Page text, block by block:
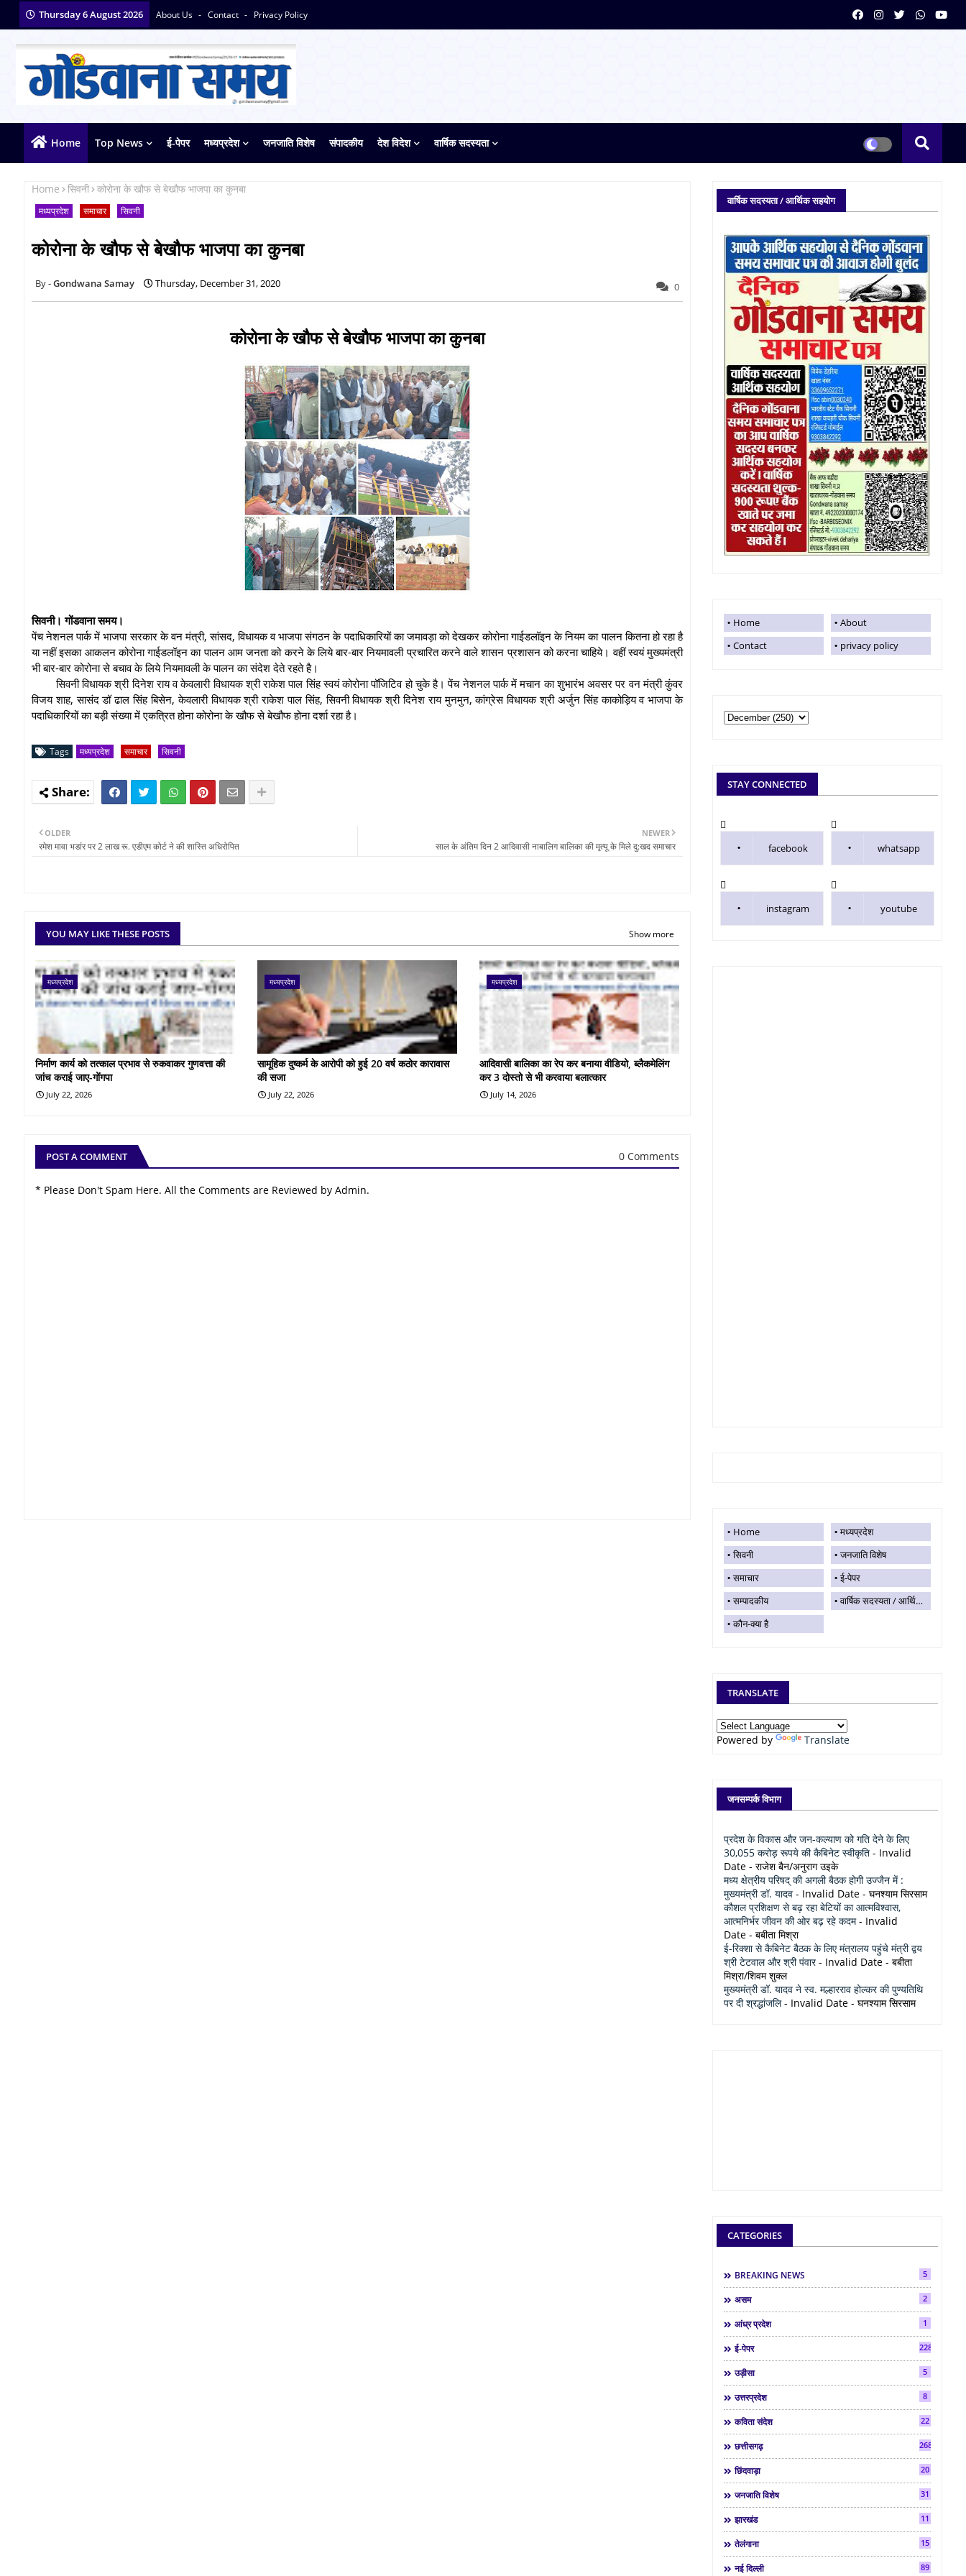
Thursday 6 August 2026 About Us Contact Privacy Policy
Home Top News ई-पेपर मध्यप्रदेश जनजाति विशेष संपादकीय देश विदेश वार्षिक सदस्यता
Home सिवनी कोरोना के खौफ से बेखौफ भाजपा का कुनबा
मध्यप्रदेश समाचार सिवनी
कोरोना के खौफ से बेखौफ भाजपा का कुनबा
Gondwana Samay Thursday, December 31, 2020 0
कोरोना के खौफ से बेखौफ भाजपा का कुनबा
सिवनी। गोंडवाना समय।
पेंच नेशनल पार्क में भाजपा सरकार के वन मंत्री, सांसद, विधायक व भाजपा संगठन के पदाधिकारियों का जमावड़ा को देखकर कोरोना गाईडलॉइन के नियम का पालन कितना हो रहा है
या नहीं इसका आकलन कोरोना गाईडलॉइन का पालन आम जनता को करने के लिये बार-बार नियमावली प्रचारित करने वाले शासन प्रशासन को करना चाहिये। वहीं स्वयं मुख्यमंत्री
भी बार-बार कोरोना से बचाव के लिये नियमावली के पालन का संदेश देते रहते है।
सिवनी विधायक श्री दिनेश राय व केवलारी विधायक श्री राकेश पाल सिंह स्वयं कोरोना पॉजिटिव हो चुके है। पेंच नेशनल पार्क में मचान का शुभारंभ अवसर पर वन मंत्री कुंवर
विजय शाह, सासंद डॉ ढाल सिंह बिसेन, केवलारी विधायक श्री राकेश पाल सिंह, सिवनी विधायक श्री दिनेश राय मुनमुन, कांग्रेस विधायक श्री अर्जुन सिंह काकोड़िय व भाजपा के
पदाधिकारियों का बड़ी संख्या में एकत्रित होना कोरोना के खौफ से बेखौफ होना दर्शा रहा है।
Tags मध्यप्रदेश समाचार सिवनी
NEWER
साल के अंतिम दिन 2 आदिवासी नाबालिग बालिका की मृत्यू के मिले दु:खद समाचार
OLDER
रमेश मावा भडांर पर 2 लाख रू. एडीएम कोर्ट ने की शास्ति अधिरोपित
YOU MAY LIKE THESE POSTS Show more
मध्यप्रदेश
निर्माण कार्य को तत्काल प्रभाव से रुकवाकर गुणवत्ता की
जांच कराई जाए-गोंगपा
July 22, 2026
मध्यप्रदेश
सामूहिक दुष्कर्म के आरोपी को हुई 20 वर्ष कठोर कारावास
की सजा
July 22, 2026
मध्यप्रदेश
आदिवासी बालिका का रेप कर बनाया वीडियो, ब्लैकमेलिंग
कर 3 दोस्तो से भी करवाया बलात्कार
July 14, 2026
POST A COMMENT 0 Comments
* Please Don't Spam Here. All the Comments are Reviewed by Admin.
वार्षिक सदस्यता / आर्थिक सहयोग
Home
About
Contact
privacy policy
STAY CONNECTED
facebook whatsapp
instagram youtube
Home
मध्यप्रदेश
सिवनी
जनजाति विशेष
समाचार
ई-पेपर
सम्पादकीय
वार्षिक सदस्यता / आर्थिक सहयोग
कौन-क्या है
TRANSLATE
Powered by Translate
जनसम्पर्क विभाग
प्रदेश के विकास और जन-कल्याण को गति देने के लिए
30,055 करोड़ रूपये की कैबिनेट स्वीकृति - Invalid
Date - राजेश बैन/अनुराग उइके
मध्य क्षेत्रीय परिषद् की अगली बैठक होगी उज्जैन में :
मुख्यमंत्री डॉ. यादव - Invalid Date - घनश्याम सिरसाम
कौशल प्रशिक्षण से बढ़ रहा बेटियों का आत्मविश्वास,
आत्मनिर्भर जीवन की ओर बढ़ रहे कदम- Invalid
Date - बबीता मिश्रा
ई-रिक्शा से कैबिनेट बैठक के लिए मंत्रालय पहुंचे मंत्री द्वय
श्री टेटवाल और श्री पंवार- Invalid Date - बबीता
मिश्रा/शिवम शुक्ल
मुख्यमंत्री डॉ. यादव ने स्व. मल्हारराव होल्कर की पुण्यतिथि
पर दी श्रद्धांजलि- Invalid Date - घनश्याम सिरसाम
CATEGORIES
BREAKING NEWS 5
असम 2
आंध्र प्रदेश 1
ई-पेपर 2286
उड़ीसा 5
उत्तरप्रदेश 8
कविता संदेश 22
छत्तीसगढ़ 268
छिंदवाड़ा 20
जनजाति विशेष 31
झारखंड 11
तेलंगाना 15
नई दिल्ली 89